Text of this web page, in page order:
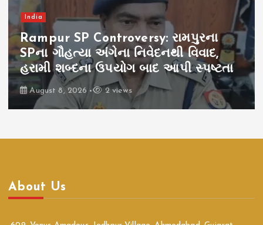
India
Rampur SP Controversy: રામપુરના
SPના ગૌહત્યા અંગેના નિવેદનથી વિવાદ,
હરામી શબ્દના ઉપયોગ બાદ આપી સ્પષ્ટતા
August 8, 2026 2 views
About Us